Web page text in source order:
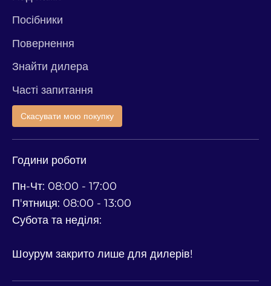
Посібники
Повернення
Знайти дилера
Часті запитання
Скасувати мою покупку
Години роботи
Пн-Чт: 08:00 - 17:00
П'ятниця: 08:00 - 13:00
Субота та неділя:
Шоурум закрито лише для дилерів!